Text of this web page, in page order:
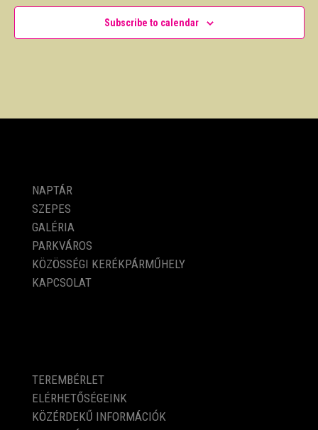
Subscribe to calendar
NAPTÁR
SZEPES
GALÉRIA
PARKVÁROS
KÖZÖSSÉGI KERÉKPÁRMŰHELY
KAPCSOLAT
TEREMBÉRLET
ELÉRHETŐSÉGEINK
KÖZÉRDEKŰ INFORMÁCIÓK